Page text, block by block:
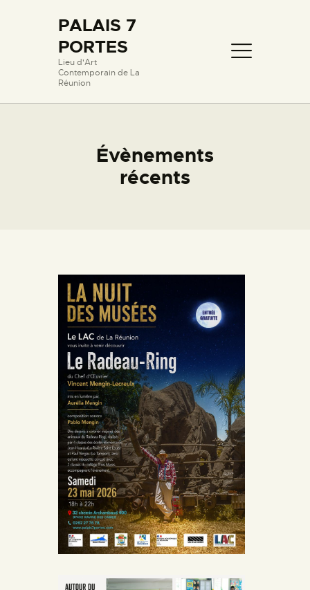
PALAIS 7
PORTES
Lieu d'Art
Contemporain de La
Réunion
Évènements
récents
PALAIS 7 PORTES
Lieu d'Art Contemporain de La Réunion
LIEUX ET OEUVRES
PASSERELLE AVEC
ÉVÈNEMENTS RÉCENTS